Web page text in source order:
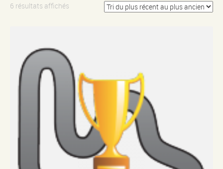
6 résultats affichés